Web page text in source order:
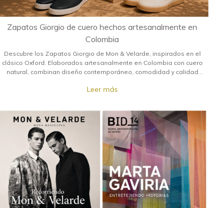
Zapatos Giorgio de cuero hechos artesanalmente en
Colombia
Descubre los Zapatos Giorgio de Mon & Velarde, inspirados en el
clásico Oxford. Elaborados artesanalmente en Colombia con cuero
natural, combinan diseño contemporáneo, comodidad y calidad
Leer más